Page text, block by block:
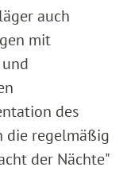
auch
mit
des
die regelmäßig
der Nächte"